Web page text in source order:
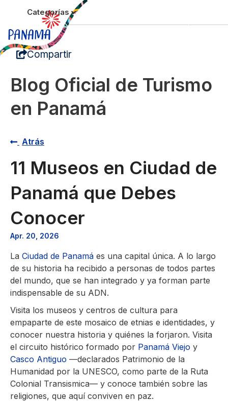
Categorías
Compartir
Blog Oficial de Turismo
en Panamá
Atrás
11 Museos en Ciudad de
Panamá que Debes
Conocer
Apr. 20, 2026
La Ciudad de Panamá es una capital única. A lo largo
de su historia ha recibido a personas de todos partes
del mundo, que se han integrado y ya forman parte
indispensable de su ADN.
Visita los museos y centros de cultura para
empaparte de este mosaico de etnias e identidades, y
conocer nuestra historia y quiénes la forjaron. Visita
el circuito histórico formado por Panamá Viejo y
Casco Antiguo —declarados Patrimonio de la
Humanidad por la UNESCO, como parte de la Ruta
Colonial Transismica— y conoce también sobre las
religiones, que aquí conviven en paz.